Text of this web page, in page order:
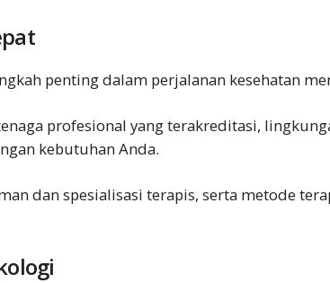
penting dalam perjalanan kesehatan
profesional yang terakreditasi,
kebutuhan Anda.
dan spesialisasi terapis, serta metode